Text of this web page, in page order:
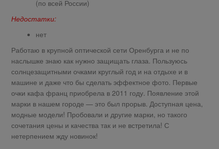
(по всей России)
Недостатки:
нет
Работаю в крупной оптической сети Оренбурга и не по
наслышке знаю как нужно защищать глаза. Пользуюсь
солнцезащитными очками круглый год и на отдыхе и в
машине и даже что бы сделать эффектное фото. Первые
очки кафа франц приобрела в 2011 году. Появление этой
марки в нашем городе — это был прорыв. Доступная цена,
модные модели! Пробовали и другие марки, но такого
сочетания цены и качества так и не встретила! С
нетерпением жду новинок!